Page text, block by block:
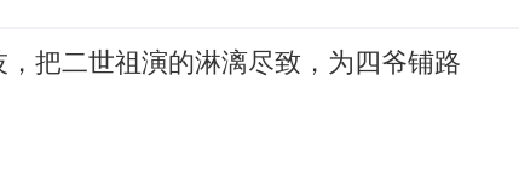
把二世祖演的淋漓尽致，为四爷铺路